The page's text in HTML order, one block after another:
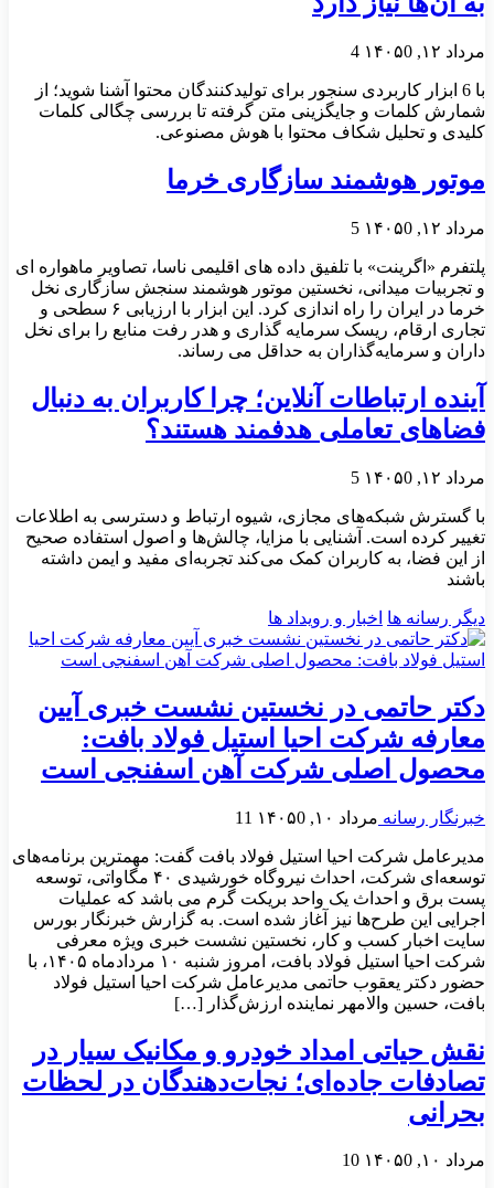
مرداد ۱۲, ۱۴۰۵ 0
4
با 6 ابزار کاربردی سنجور برای تولیدکنندگان محتوا آشنا شوید؛ از
شمارش کلمات و جایگزینی متن گرفته تا بررسی چگالی کلمات
کلیدی و تحلیل شکاف محتوا با هوش مصنوعی.
موتور هوشمند سازگاری خرما
مرداد ۱۲, ۱۴۰۵ 0
5
پلتفرم «اگرینت» با تلفیق داده‌ های اقلیمی ناسا، تصاویر ماهواره‌ ای
و تجربیات میدانی، نخستین موتور هوشمند سنجش سازگاری نخل
خرما در ایران را راه‌ اندازی کرد. این ابزار با ارزیابی ۶ سطحی و
تجاری ارقام، ریسک سرمایه‌ گذاری و هدر رفت منابع را برای نخل‌
داران و سرمایه‌گذاران به حداقل می‌ رساند.
آینده ارتباطات آنلاین؛ چرا کاربران به دنبال
فضاهای تعاملی هدفمند هستند؟
مرداد ۱۲, ۱۴۰۵ 0
5
با گسترش شبکه‌های مجازی، شیوه ارتباط و دسترسی به اطلاعات
تغییر کرده است. آشنایی با مزایا، چالش‌ها و اصول استفاده صحیح
از این فضا، به کاربران کمک می‌کند تجربه‌ای مفید و ایمن داشته
باشند
دیگر رسانه ها اخبار و رویداد ها
دکتر حاتمی در نخستین نشست خبری آیین
معارفه شرکت احیا استیل فولاد بافت:
محصول اصلی شرکت آهن اسفنجی است
خبرنگار رسانه مرداد ۱۰, ۱۴۰۵ 0
11
مدیرعامل شرکت احیا استیل فولاد بافت گفت: مهمترین برنامه‌های
توسعه‌ای شرکت، احداث نیروگاه خورشیدی ۴۰ مگاواتی، توسعه
پست برق و احداث یک واحد بریکت گرم می باشد که عملیات
اجرایی این طرح‌ها نیز آغاز شده است. به گزارش خبرنگار بورس
سايت اخبار کسب و کار، نخستین نشست خبری ویژه معرفی
شرکت احیا استیل فولاد بافت، امروز شنبه ۱۰ مردادماه ۱۴۰۵، با
حضور دکتر یعقوب حاتمی مدیرعامل شرکت احیا استیل فولاد
بافت، حسین والامهر نماینده ارزش‌گذار […]
نقش حیاتی امداد خودرو و مکانیک سیار در
تصادفات جاده‌ای؛ نجات‌دهندگان در لحظات
بحرانی
مرداد ۱۰, ۱۴۰۵ 0
10